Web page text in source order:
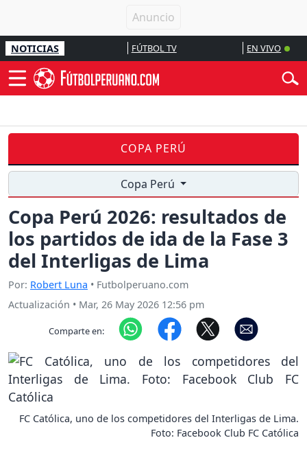
NOTICIAS FÚTBOL TV EN VIVO
COPA PERÚ
Copa Perú
Copa Perú 2026: resultados de
los partidos de ida de la Fase 3
del Interligas de Lima
Por: Robert Luna • Futbolperuano.com
Actualización • Mar, 26 May 2026 12:56 pm
Comparte en:
FC Católica, uno de los competidores del Interligas de Lima.
Foto: Facebook Club FC Católica